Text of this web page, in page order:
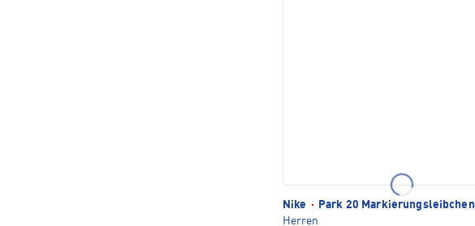
Nike ·
Park 20 Markierungsleibchen
Herren